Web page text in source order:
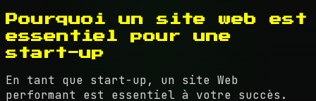
Pourquoi un site web est
essentiel pour une
start-up
En tant que start-up, un site Web
performant est essentiel à votre succès.